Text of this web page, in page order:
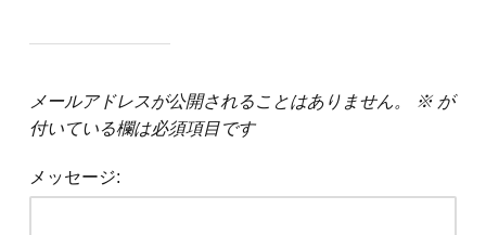
メールアドレスが公開されることはありません。 ※ が
付いている欄は必須項目です
メッセージ: